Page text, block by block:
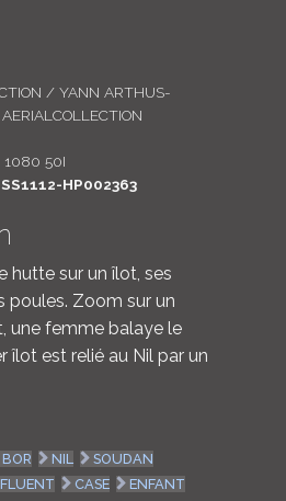
/ YANN ARTHUS-
1080 50I
SS1112-HP002363
hutte sur un îlot, ses
poules. Zoom sur un
une femme balaye le
îlot est relié au Nil par un
BOR NIL
SOUDAN
CASE
ENFANT